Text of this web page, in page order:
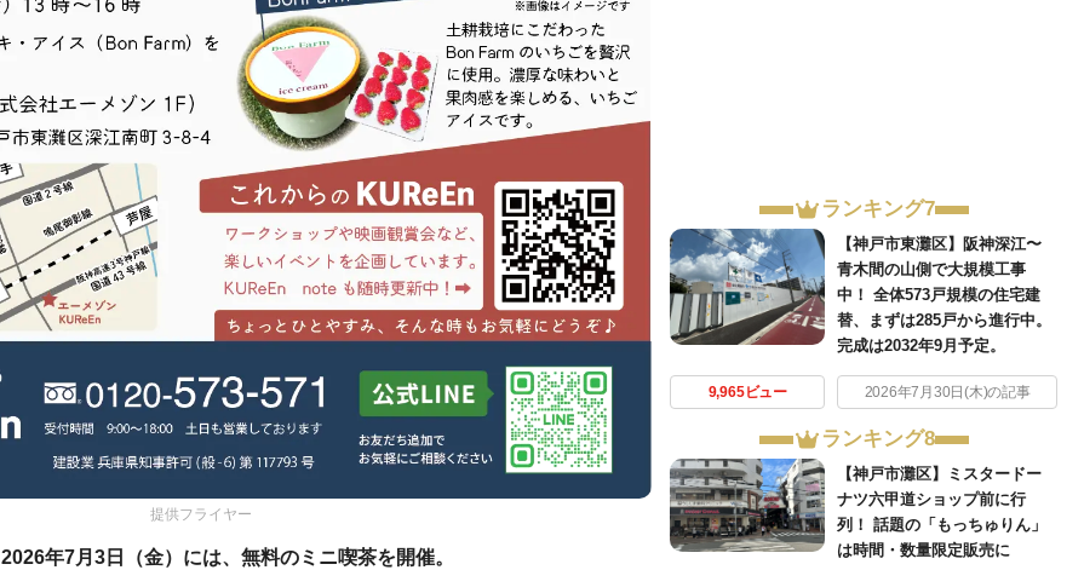
提供フライヤー
2026年7月3日（金）には、無料のミニ喫茶を開催。
ランキング7
【神戸市東灘区】阪神深江〜
青木間の山側で大規模工事
中！ 全体573戸規模の住宅建
替、まずは285戸から進行中。
完成は2032年9月予定。
9,965ビュー 2026年7月30日(木)の記事
ランキング8
【神戸市灘区】ミスタードー
ナツ六甲道ショップ前に行
列！ 話題の「もっちゅりん」
は時間・数量限定販売に